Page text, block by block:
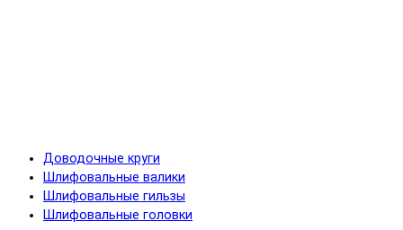
Доводочные круги
Шлифовальные валики
Шлифовальные гильзы
Шлифовальные головки